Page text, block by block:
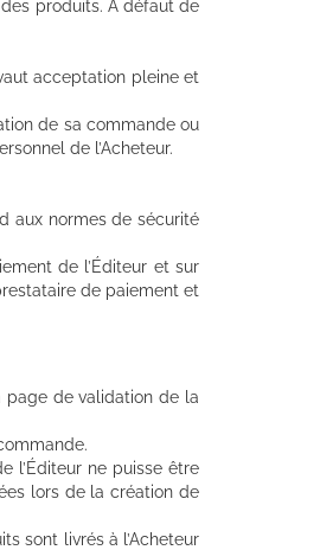
des produits. A défaut de
acceptation pleine et
de sa commande ou
de l’Acheteur.
aux normes de sécurité
de l’Éditeur et sur
de paiement et
page de validation de la
l’Éditeur ne puisse être
lors de la création de
sont livrés à l’Acheteur